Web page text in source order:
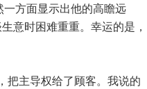
方面显示出他的高瞻远
意时困难重重。幸运的是，
把主导权给了顾客。我说的